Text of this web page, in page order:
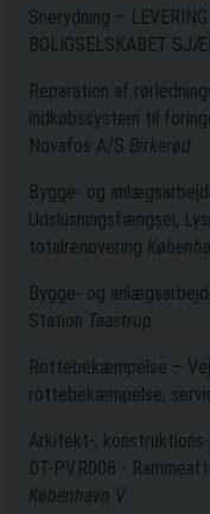
Snerydning –
BOLIGSELSKABET
Reparation af
indkøbssystem til
Novafos A/S Birkerød
Bygge- og
Udslusningsfængsel,
totalrenovering
Bygge- og
Station Taastrup
Rottebekæmpelse –
rottebekæmpelse,
Arkitekt-,
DT-PV.R008 -
København V